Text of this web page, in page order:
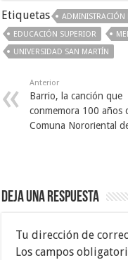
Etiquetas ADMINISTRACIÓN
EDUCACIÓN SUPERIOR
UNIVERSIDAD SAN MARTÍN
Anterior
Barrio, la canción que
conmemora 100 años
Comuna Nororiental
Deja una respuesta
Tu dirección de
Los campos